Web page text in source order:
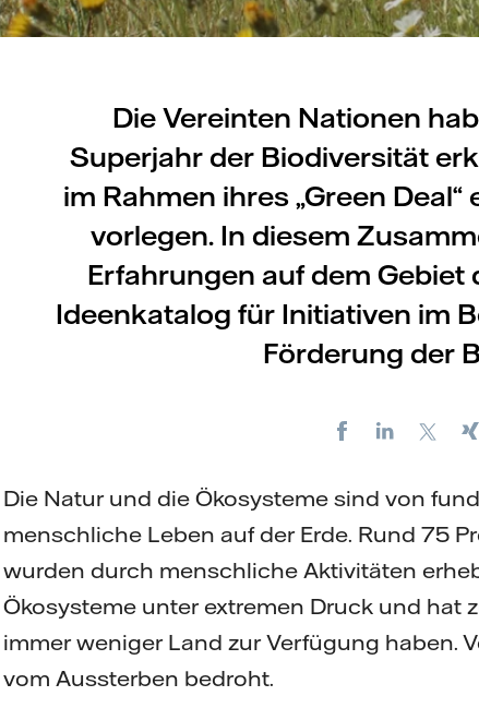
Die Vereinten Nationen
Superjahr der Biodiversität
im Rahmen ihres „Green
vorlegen. In diesem
Erfahrungen auf dem
Ideenkatalog für Initiativen im
Förderung der
FacebookLinkedIn
Die Natur und die Ökosysteme sind von
menschliche Leben auf der Erde. Rund 75
wurden durch menschliche Aktivitäten
Ökosysteme unter extremen Druck und hat
immer weniger Land zur Verfügung haben.
vom Aussterben bedroht.